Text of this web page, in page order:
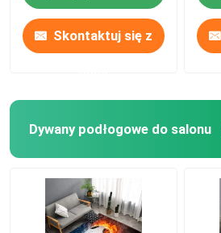
Produkty
O nas
Skontaktuj się z
Dywany podłogowe do salonu